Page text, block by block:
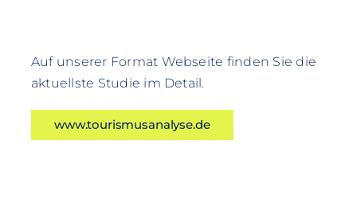
Auf unserer Format Webseite finden Sie die
aktuellste Studie im Detail.
www.tourismusanalyse.de